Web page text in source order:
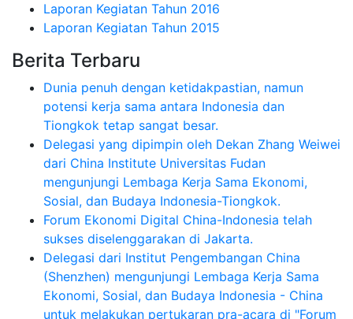
Laporan Kegiatan Tahun 2016
Laporan Kegiatan Tahun 2015
Berita Terbaru
Dunia penuh dengan ketidakpastian, namun
potensi kerja sama antara Indonesia dan
Tiongkok tetap sangat besar.
Delegasi yang dipimpin oleh Dekan Zhang Weiwei
dari China Institute Universitas Fudan
mengunjungi Lembaga Kerja Sama Ekonomi,
Sosial, dan Budaya Indonesia-Tiongkok.
Forum Ekonomi Digital China-Indonesia telah
sukses diselenggarakan di Jakarta.
Delegasi dari Institut Pengembangan China
(Shenzhen) mengunjungi Lembaga Kerja Sama
Ekonomi, Sosial, dan Budaya Indonesia - China
untuk melakukan pertukaran pra-acara di "Forum